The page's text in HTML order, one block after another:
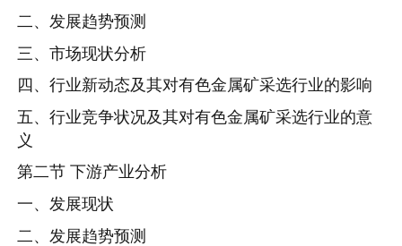
二、发展趋势预测
三、市场现状分析
四、行业新动态及其对有色金属矿采选行业的影响
五、行业竞争状况及其对有色金属矿采选行业的意
义
第二节 下游产业分析
一、发展现状
二、发展趋势预测